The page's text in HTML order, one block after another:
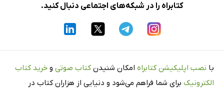
کتابراه را در شبکه‌های اجتماعی دنبال کنید.
با نصب اپلیکیشن کتابراه امکان شنیدن کتاب صوتی و خرید کتاب
الکترونیک برای شما فراهم می‌شود و دنیایی از هزاران کتاب در